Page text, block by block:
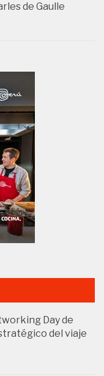
de Gaulle
Day de
del viaje